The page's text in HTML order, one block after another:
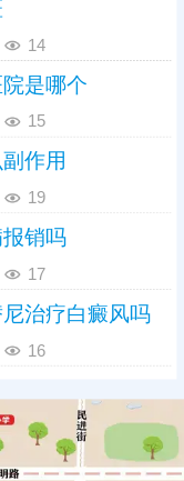
14
是哪个
15
作用
19
销吗
17
治疗白癜风吗
16